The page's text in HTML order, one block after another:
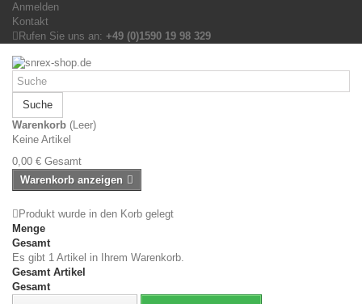
Anmelden
Kontakt
Rufen Sie uns an: +49 (0)1590 19 98 329
Suche
Warenkorb (Leer)
Keine Artikel
0,00 € Gesamt
Warenkorb anzeigen
Produkt wurde in den Korb gelegt
Menge
Gesamt
Es gibt 1 Artikel in Ihrem Warenkorb.
Gesamt Artikel
Gesamt